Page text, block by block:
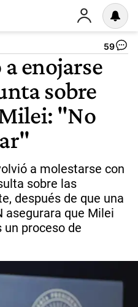
59
enojarse
sobre
"No
a molestarse con
sobre las
después de que una
asegurara que Milei
proceso de